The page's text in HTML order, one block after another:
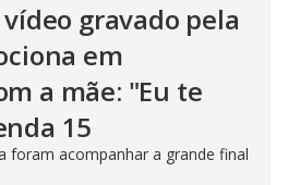
gravado pela
em
a mãe: "Eu te
15
foram acompanhar a grande final